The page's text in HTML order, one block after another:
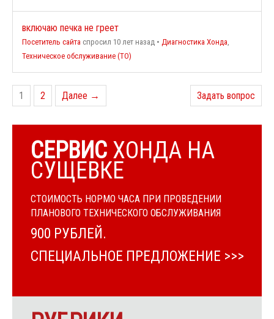
включаю печка не греет
Посетитель сайта спросил 10 лет назад • Диагностика Хонда
Техническое обслуживание (ТО)
1 2 Далее → Задать вопрос
СЕРВИС ХОНДА НА
СУЩЕВКЕ
СТОИМОСТЬ НОРМО ЧАСА ПРИ ПРОВЕДЕНИИ
ПЛАНОВОГО ТЕХНИЧЕСКОГО ОБСЛУЖИВАНИЯ
900 РУБЛЕЙ.
СПЕЦИАЛЬНОЕ ПРЕДЛОЖЕНИЕ >>>